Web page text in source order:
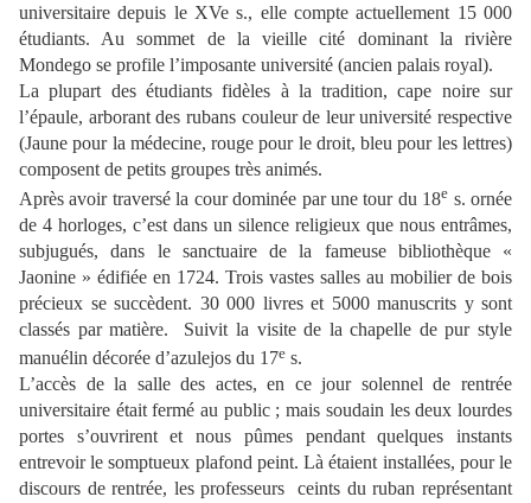
universitaire depuis le XVe s., elle compte actuellement 15 000
étudiants. Au sommet de la vieille cité dominant la rivière
Mondego se profile l’imposante université (ancien palais royal).
La plupart des étudiants fidèles à la tradition, cape noire sur
l’épaule, arborant des rubans couleur de leur université respective
(Jaune pour la médecine, rouge pour le droit, bleu pour les lettres)
composent de petits groupes très animés.
Après avoir traversé la cour dominée par une tour du 18e s. ornée
de 4 horloges, c’est dans un silence religieux que nous entrâmes,
subjugués, dans le sanctuaire de la fameuse bibliothèque «
Jaonine » édifiée en 1724. Trois vastes salles au mobilier de bois
précieux se succèdent. 30 000 livres et 5000 manuscrits y sont
classés par matière.
Suivit la visite de la chapelle de pur style
manuélin décorée d’azulejos du 17e s.
L’accès de la salle des actes, en ce jour solennel de rentrée
universitaire était fermé au public ; mais soudain les deux lourdes
portes s’ouvrirent et nous pûmes pendant quelques instants
entrevoir le somptueux plafond peint. Là étaient installées, pour le
discours de rentrée, les professeurs
ceints du ruban représentant